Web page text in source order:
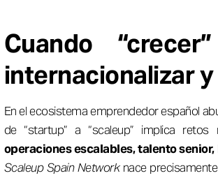
Cuando
internacionalizar
En el ecosistema emprendedor español
de “startup” a “scaleup” implica
operaciones escalables, talento
Scaleup Spain Networknace precisamente